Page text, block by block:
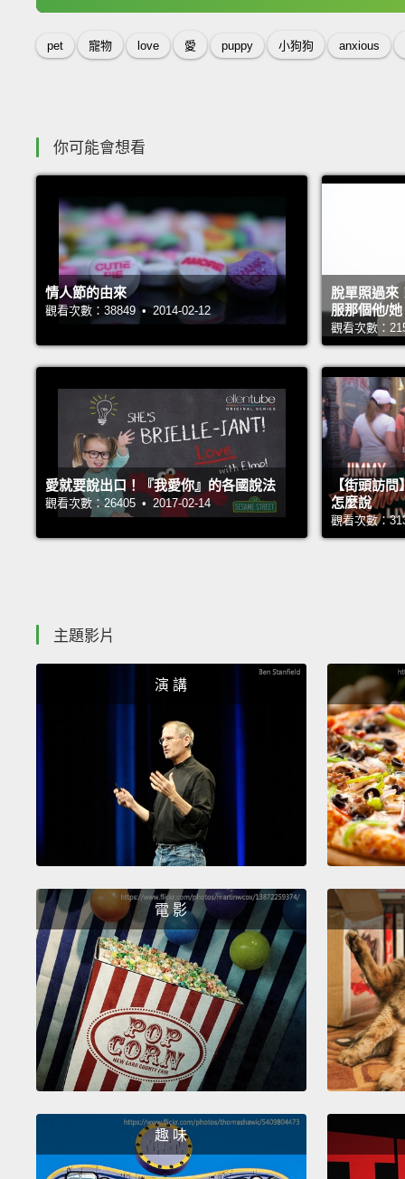
pet 寵物 love 愛 puppy 小狗狗 anxious
你可能會想看
情人節的由來
觀看次數：38849 • 2014-02-12
脫單照過來
服那個他/她
觀看次數：
愛就要說出口！『我愛你』的各國說法
觀看次數：26405 • 2017-02-14
【街頭訪
怎麼說
觀看次數：
主題影片
演 講
電 影
趣 味